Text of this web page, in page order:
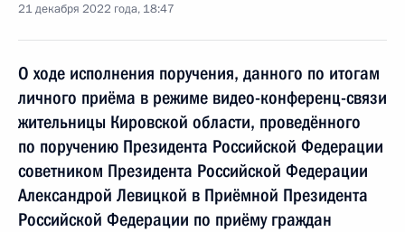
21 декабря 2022 года, 18:47
О ходе исполнения поручения, данного по итогам
личного приёма в режиме видео-конференц-связи
жительницы Кировской области, проведённого
по поручению Президента Российской Федерации
советником Президента Российской Федерации
Александрой Левицкой в Приёмной Президента
Российской Федерации по приёму граждан